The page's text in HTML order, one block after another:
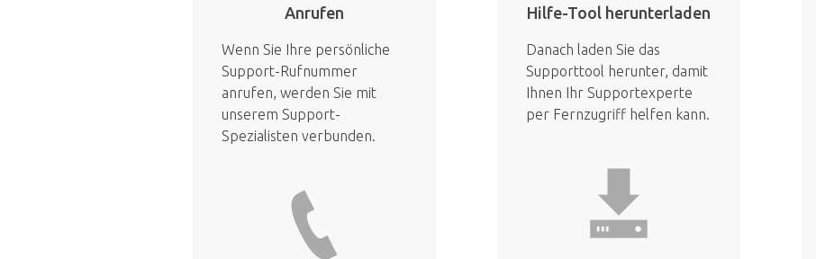
Anrufen
Wenn Sie Ihre persönliche
Support-Rufnummer
anrufen, werden Sie mit
unserem Support-
Spezialisten verbunden.
Hilfe-Tool herunterladen
Danach laden Sie das
Supporttool herunter, damit
Ihnen Ihr Supportexperte
per Fernzugriff helfen kann.